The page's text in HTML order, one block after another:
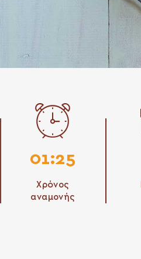
01:25
Χρόνος
αναμονής